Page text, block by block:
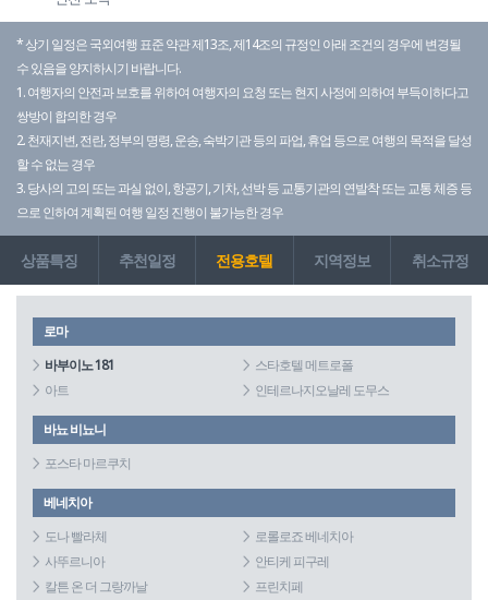
* 상기 일정은 국외여행 표준 약관 제13조, 제14조의 규정인 아래 조건의 경우에 변경될
수 있음을 양지하시기 바랍니다.
1. 여행자의 안전과 보호를 위하여 여행자의 요청 또는 현지 사정에 의하여 부득이하다고
쌍방이 합의한 경우
2. 천재지변, 전란, 정부의 명령, 운송, 숙박기관 등의 파업, 휴업 등으로 여행의 목적을 달성
할 수 없는 경우
3. 당사의 고의 또는 과실 없이, 항공기, 기차, 선박 등 교통기관의 연발착 또는 교통 체증 등
으로 인하여 계획된 여행 일정 진행이 불가능한 경우
상품특징 추천일정 전용호텔 지역정보 취소규정
로마
바부이노 181
스타호텔 메트로폴
아트
인테르나지오날레 도무스
바뇨 비뇨니
포스타 마르쿠치
베네치아
도나 빨라체
로롤로죠 베네치아
사뚜르니아
안티케 피구레
칼튼 온 더 그랑까날
프린치페